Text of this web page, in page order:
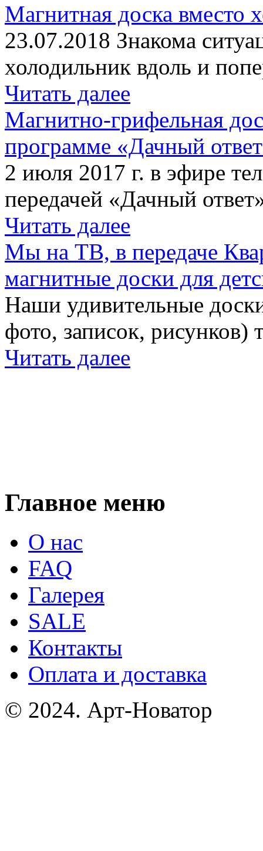
Магнитная доска вместо
23.07.2018 Знакома
холодильник вдоль и
Читать далее
Магнитно-грифельная
программе «Дачный
2 июля 2017 г. в эфире
передачей «Дачный
Читать далее
Мы на ТВ, в передаче
магнитные доски для
Наши удивительные
фото, записок,
Читать далее
Главное меню
О нас
FAQ
Галерея
SALE
Контакты
Оплата и доставка
© 2024. Арт-Новатор